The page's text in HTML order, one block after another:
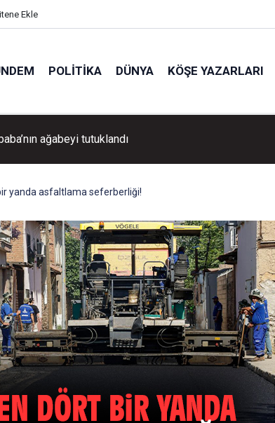
Ekle
POLITIKA DÜNYA KÖŞE YAZARLARI
Pehlivan'dan Volkan Demirel'e tebrik ziyareti!
yanda asfaltlama seferberliği!